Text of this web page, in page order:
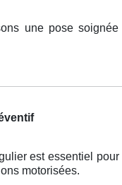
une pose
est essentiel
motorisées.